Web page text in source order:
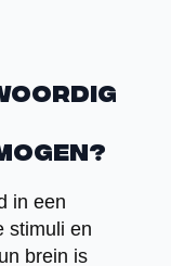
in een
stimuli en
brein is